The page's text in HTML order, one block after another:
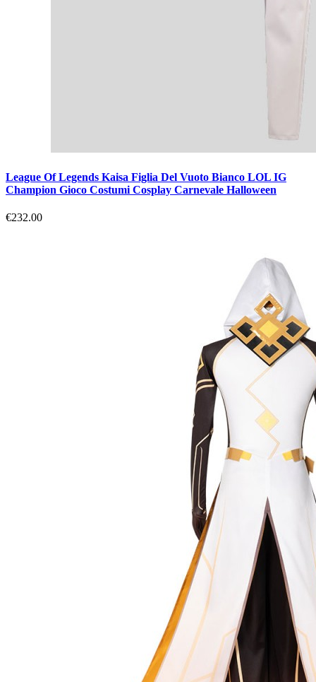
League Of Legends Kaisa Figlia Del Vuoto Bianco LOL IG
Champion Gioco Costumi Cosplay Carnevale Halloween
€232.00